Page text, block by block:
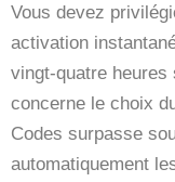
Vous devez
activation
vingt-quatre
concerne le choix
Codes surpasse
automatiquement